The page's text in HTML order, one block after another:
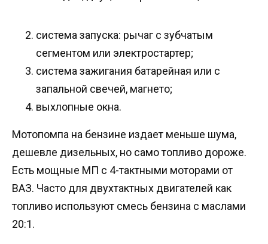
система запуска: рычаг с зубчатым
сегментом или электростартер;
система зажигания батарейная или с
запальной свечей, магнето;
выхлопные окна.
Мотопомпа на бензине издает меньше шума,
дешевле дизельных, но само топливо дороже.
Есть мощные МП с 4-тактными моторами от
ВАЗ. Часто для двухтактных двигателей как
топливо используют смесь бензина с маслами
20:1.